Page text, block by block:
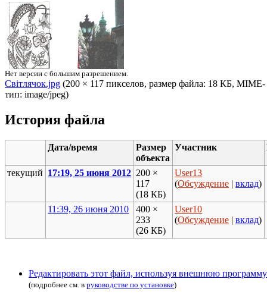
Нет версии с большим разрешением.
Світлячок.jpg ‎ (200 × 117 пикселов, размер файла: 18 КБ, MIME-
тип: image/jpeg)
История файла
Дата/время
Размер
объекта
Участник
текущий 17:19, 25 июня 2012 200 ×
117
(18 КБ)
User13
(Обсуждение |вклад)
11:39, 26 июня 2010
400 ×
233
(26 КБ)
User10
(Обсуждение |вклад)
Редактировать этот файл, используя внешнюю программу
(подробнее см. в руководстве по установке)